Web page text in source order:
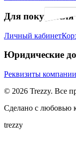
Для покупателя
Личный кабинет
Юридические
Реквизиты компании
© 2026 Trezzy. Все
Сделано с любовью
trezzy